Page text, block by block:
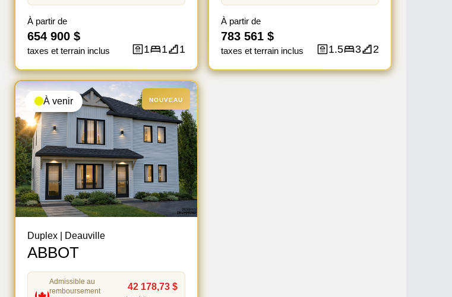
À partir de
654 900 $
taxes et terrain inclus 1 1 1
À partir de
783 561 $
taxes et terrain inclus 1.5 3 2
NOUVEAU
À venir
Duplex Deauville
ABBOT
Admissible au
remboursement
42 178,73 $